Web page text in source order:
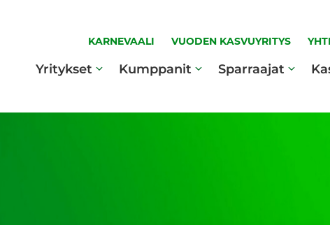
KARNEVAALI VUODEN KASVUYRITYS
Yritykset Kumppanit Sparraajat